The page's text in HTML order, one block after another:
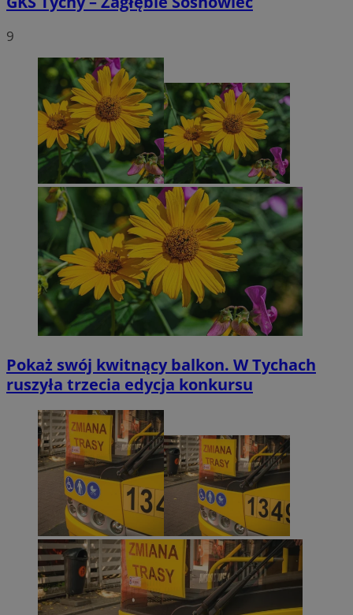
9
Pokaż swój kwitnący balkon. W Tychach
ruszyła trzecia edycja konkursu